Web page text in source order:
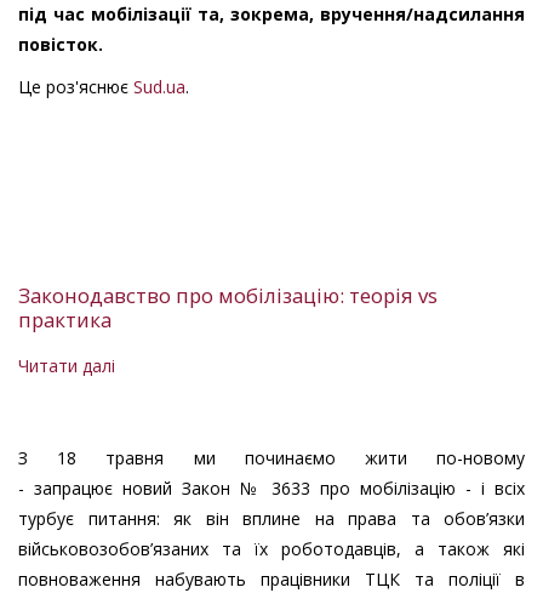
під час мобілізації та, зокрема, вручення/надсилання
повісток.
Це роз'яснює Sud.ua.
Законодавство про мобілізацію: теорія vs
практика
Читати далі
мобілізацію:
теорія
vs
практика
З 18 травня ми починаємо жити по-новому
- запрацює новий Закон № 3633 про мобілізацію - і всіх
турбує питання: як він вплине на права та обов’язки
військовозобов’язаних та їх роботодавців, а також які
повноваження набувають працівники ТЦК та поліції в